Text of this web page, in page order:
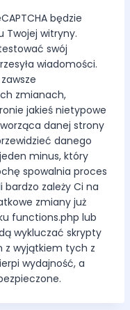
będzie
Twojej witryny.
swój
wiadomości.
zmianach,
jakieś nietypowe
danej strony
danego
minus, który
spowalnia proces
bardzo zależy Ci na
zmiany już
functions.php lub
wykluczać skrypty
z wyjątkiem tych z
wydajność, a